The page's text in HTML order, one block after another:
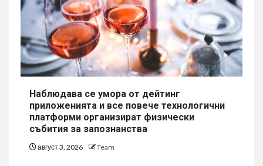
Наблюдава се умора от дейтинг
приложенията и все повече технологични
платформи организират физически
събития за запознанства
август 3, 2026 Team